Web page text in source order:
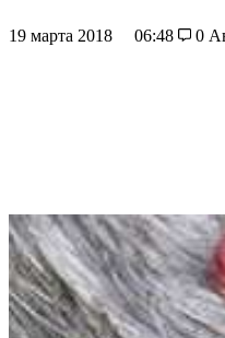
19 марта 2018 06:48 0